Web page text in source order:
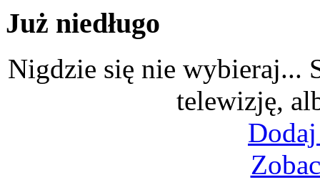
Już niedługo
Nigdzie się nie wybieraj...
telewizję,